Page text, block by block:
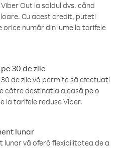
Out la soldul dvs. când
Cu acest credit, puteți
număr din lume la tarifele
30 de zile
de zile vă permite să efectuați
către destinația aleasă pe o
la tarifele reduse Viber.
lunar
lunar vă oferă flexibilitatea de a